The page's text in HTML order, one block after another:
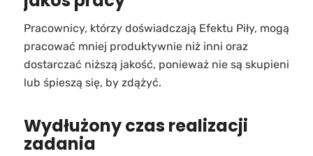
Pracownicy, którzy doświadczają Efektu Piły, mogą
pracować mniej produktywnie niż inni oraz
dostarczać niższą jakość, ponieważ nie są skupieni
lub śpieszą się, by zdążyć.
Wydłużony czas realizacji
zadania